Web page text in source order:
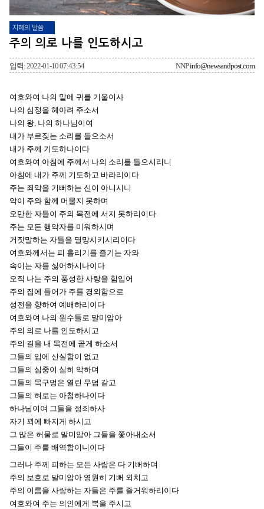
지혜의 말씀
주의 의로 나를 인도하시고
입력: 2022-01-10 07:43:54 NNPinfo@newsandpost.com
여호와여 나의 말에 귀를 기울이사
나의 심정을 헤아려 주소서
나의 왕, 나의 하나님이여
내가 부르짖는 소리를 들으소서
내가 주께 기도하나이다
여호와여 아침에 주께서 나의 소리를 들으시리니
아침에 내가 주께 기도하고 바라리이다
주는 죄악을 기뻐하는 신이 아니시니
악이 주와 함께 머물지 못하며
오만한 자들이 주의 목전에 서지 못하리이다
주는 모든 행악자를 미워하시며
거짓말하는 자들을 멸망시키시리이다
여호와께서는 피 흘리기를 즐기는 자와
속이는 자를 싫어하시나이다
오직 나는 주의 풍성한 사랑을 힘입어
주의 집에 들어가 주를 경외함으로
성전을 향하여 예배하리이다
여호와여 나의 원수들로 말미암아
주의 의로 나를 인도하시고
주의 길을 내 목전에 곧게 하소서
그들의 입에 신실함이 없고
그들의 심중이 심히 악하며
그들의 목구멍은 열린 무덤 같고
그들의 혀로는 아첨하나이다
하나님이여 그들을 정죄하사
자기 꾀에 빠지게 하시고
그 많은 허물로 말미암아 그들을 쫓아내소서
그들이 주를 배역함이니이다
그러나 주께 피하는 모든 사람은 다 기뻐하며
주의 보호로 말미암아 영원히 기뻐 외치고
주의 이름을 사랑하는 자들은 주를 즐거워하리이다
여호와여 주는 의인에게 복을 주시고